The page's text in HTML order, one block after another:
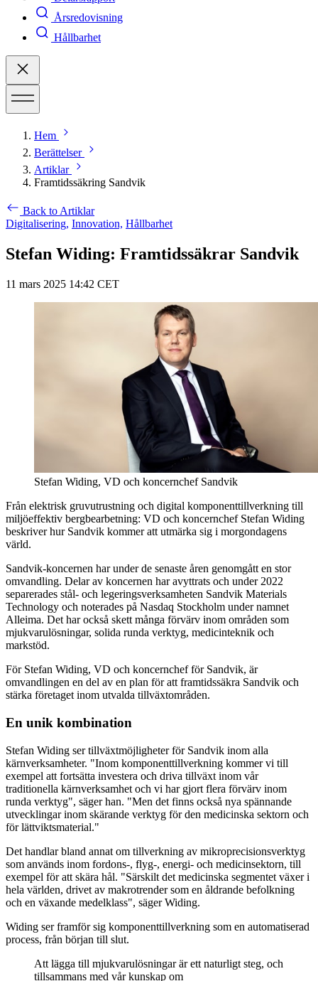
Årsredovisning
Hållbarhet
Hem
Berättelser
Artiklar
Framtidssäkring Sandvik
Back to Artiklar
Digitalisering, Innovation, Hållbarhet
Stefan Widing: Framtidssäkrar Sandvik
11 mars 2025 14:42 CET
Stefan Widing, VD och koncernchef Sandvik
Från elektrisk gruvutrustning och digital komponenttillverkning till
miljöeffektiv bergbearbetning: VD och koncernchef Stefan Widing
beskriver hur Sandvik kommer att utmärka sig i morgondagens
värld.
Sandvik-koncernen har under de senaste åren genomgått en stor
omvandling. Delar av koncernen har avyttrats och under 2022
separerades stål- och legeringsverksamheten Sandvik Materials
Technology och noterades på Nasdaq Stockholm under namnet
Alleima. Det har också skett många förvärv inom områden som
mjukvarulösningar, solida runda verktyg, medicinteknik och
markstöd.
För Stefan Widing, VD och koncernchef för Sandvik, är
omvandlingen en del av en plan för att framtidssäkra Sandvik och
stärka företaget inom utvalda tillväxtområden.
En unik kombination
Stefan Widing ser tillväxtmöjligheter för Sandvik inom alla
kärnverksamheter. "Inom komponenttillverkning kommer vi till
exempel att fortsätta investera och driva tillväxt inom vår
traditionella kärnverksamhet och vi har gjort flera förvärv inom
runda verktyg", säger han. "Men det finns också nya spännande
utvecklingar inom skärande verktyg för den medicinska sektorn och
för lättviktsmaterial."
Det handlar bland annat om tillverkning av mikroprecisionsverktyg
som används inom fordons-, flyg-, energi- och medicinsektorn, till
exempel för att skära hål. "Särskilt det medicinska segmentet växer i
hela världen, drivet av makrotrender som en åldrande befolkning
och en växande medelklass", säger Widing.
Widing ser framför sig komponenttillverkning som en automatiserad
process, från början till slut.
Att lägga till mjukvarulösningar är ett naturligt steg, och
tillsammans med vår kunskap om